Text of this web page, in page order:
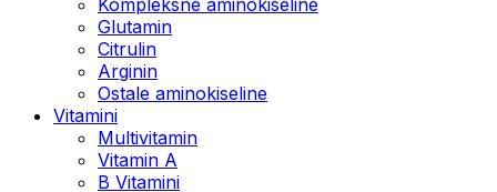
Glutamin
Citrulin
Arginin
Ostale aminokiseline
Vitamini
Multivitamin
Vitamin A
B Vitamini